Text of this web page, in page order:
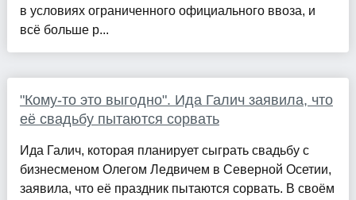
в условиях ограниченного официального ввоза, и
всё больше р...
"Кому-то это выгодно". Ида Галич заявила, что
её свадьбу пытаются сорвать
Ида Галич, которая планирует сыграть свадьбу с
бизнесменом Олегом Ледвичем в Северной Осетии,
заявила, что её праздник пытаются сорвать. В своём